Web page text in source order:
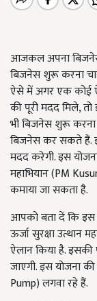
आजकल अपना
बिजनेस शुरू करना
ऐसे में अगर एक कोई
की पूरी मदद मिले,
भी बिजनेस शुरू करना
बिजनेस कर सकते हैं.
मदद करेगी. इस योजना
महाभियान (PM
कमाया जा सकता है.
आपको बता दें कि इस
ऊर्जा सुरक्षा उत्थान
ऐलान किया है. इसकी
जाएगी. इस योजना
Pump) लगवा रहे हैं.